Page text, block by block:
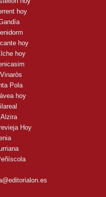
hoy
hoy
hoy
Pola
hoy
Hoy